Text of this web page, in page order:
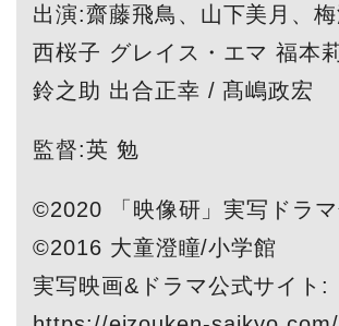
出演:齋藤飛鳥、山下美月、
西桜子 グレイス・エマ 福本
鈴之助 出合正幸 / 髙嶋政宏
監督:英 勉
©2020 「映像研」実写ドラ
©2016 大童澄瞳/小学館
実写映画&ドラマ公式サイト: